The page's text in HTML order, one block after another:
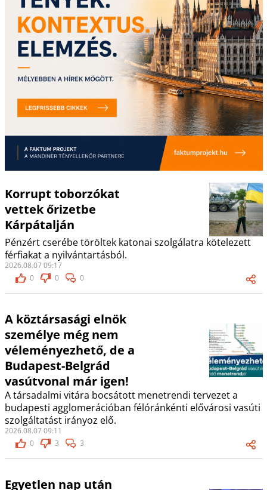
Korrupt toborzókat
vettek őrizetbe
Kárpátalján
Pénzért cserébe töröltek katonai szolgálatra kötelezett
férfiakat a nyilvántartásból.
2026.08.07 09:17
0
0 0
A köztársasági elnök
személye még nem
véleményezhető, de a
Budapest-Belgrád
vasútvonal már igen!
A társadalmi vitára bocsátott menetrendi tervezet a
budapesti agglomerációban félóránkénti elővárosi vasúti
szolgáltatást irányoz elő.
2026.08.07 09:11
0
3 3
Egyetlen nap után